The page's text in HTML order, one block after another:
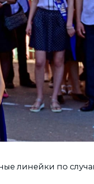
линейки по